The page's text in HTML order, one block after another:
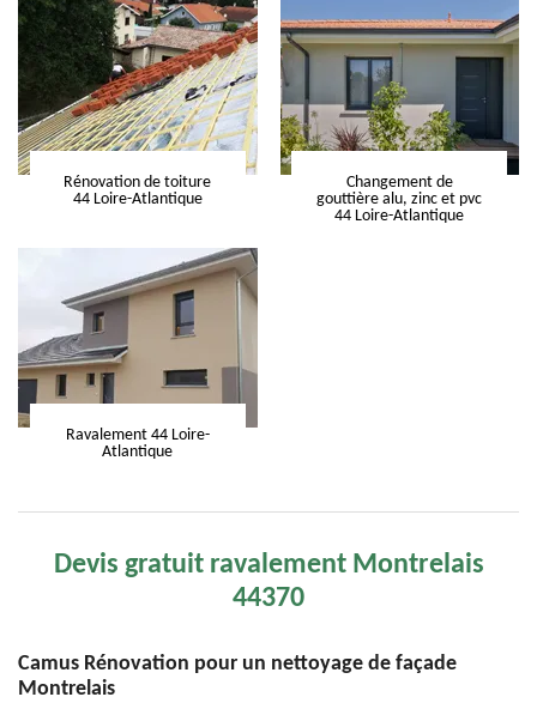
Rénovation de toiture
44 Loire-Atlantique
Changement de
gouttière alu, zinc et pvc
44 Loire-Atlantique
Ravalement 44 Loire-
Atlantique
Devis gratuit ravalement Montrelais
44370
Camus Rénovation pour un nettoyage de façade
Montrelais